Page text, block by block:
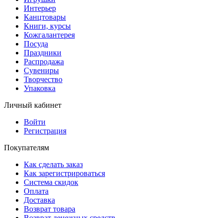
Интерьер
Канцтовары
Книги, курсы
Кожгалантерея
Посуда
Праздники
Распродажа
Сувениры
Творчество
Упаковка
Личный кабинет
Войти
Регистрация
Покупателям
Как сделать заказ
Как зарегистрироваться
Система скидок
Оплата
Доставка
Возврат товара